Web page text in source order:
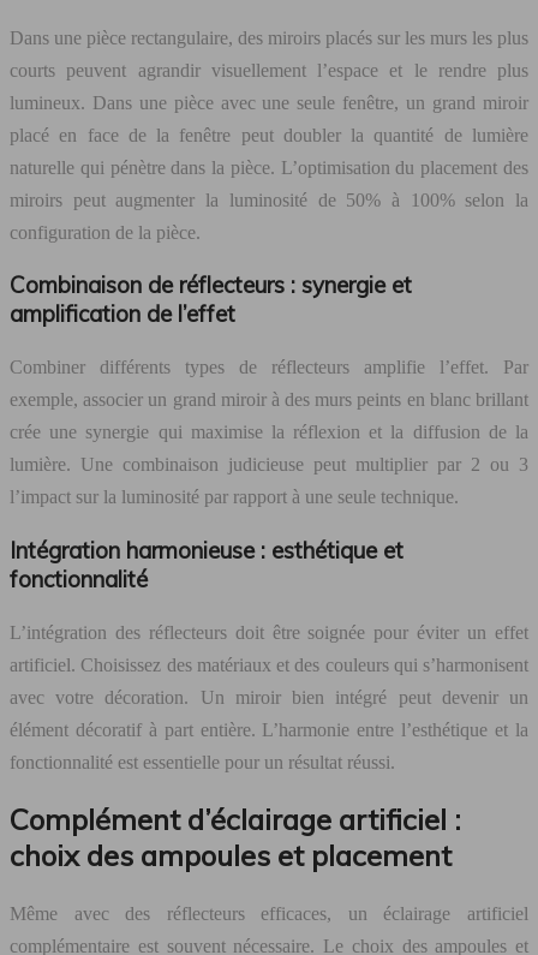
Dans une pièce rectangulaire, des miroirs placés sur les murs les plus
courts peuvent agrandir visuellement l’espace et le rendre plus
lumineux. Dans une pièce avec une seule fenêtre, un grand miroir
placé en face de la fenêtre peut doubler la quantité de lumière
naturelle qui pénètre dans la pièce. L’optimisation du placement des
miroirs peut augmenter la luminosité de 50% à 100% selon la
configuration de la pièce.
Combinaison de réflecteurs : synergie et
amplification de l’effet
Combiner différents types de réflecteurs amplifie l’effet. Par
exemple, associer un grand miroir à des murs peints en blanc brillant
crée une synergie qui maximise la réflexion et la diffusion de la
lumière. Une combinaison judicieuse peut multiplier par 2 ou 3
l’impact sur la luminosité par rapport à une seule technique.
Intégration harmonieuse : esthétique et
fonctionnalité
L’intégration des réflecteurs doit être soignée pour éviter un effet
artificiel. Choisissez des matériaux et des couleurs qui s’harmonisent
avec votre décoration. Un miroir bien intégré peut devenir un
élément décoratif à part entière. L’harmonie entre l’esthétique et la
fonctionnalité est essentielle pour un résultat réussi.
Complément d’éclairage artificiel :
choix des ampoules et placement
Même avec des réflecteurs efficaces, un éclairage artificiel
complémentaire est souvent nécessaire. Le choix des ampoules et